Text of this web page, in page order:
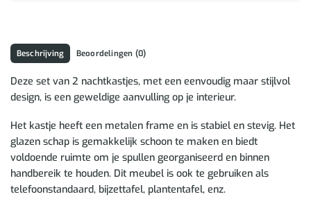
Beschrijving Beoordelingen (0)
Deze set van 2 nachtkastjes, met een eenvoudig maar stijlvol
design, is een geweldige aanvulling op je interieur.
Het kastje heeft een metalen frame en is stabiel en stevig. Het
glazen schap is gemakkelijk schoon te maken en biedt
voldoende ruimte om je spullen georganiseerd en binnen
handbereik te houden. Dit meubel is ook te gebruiken als
telefoonstandaard, bijzettafel, plantentafel, enz.